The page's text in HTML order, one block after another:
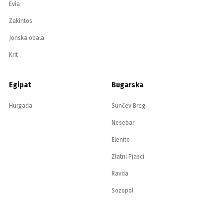
Evia
Zakintos
Jonska obala
Krit
Egipat
Hurgada
Bugarska
Sunčev Breg
Nesebar
Elenite
Zlatni Pjasci
Ravda
Sozopol